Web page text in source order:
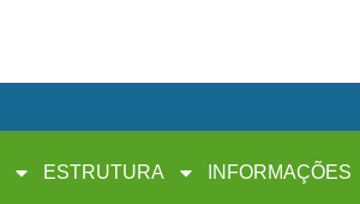
ESTRUTURA INFORMAÇÕES